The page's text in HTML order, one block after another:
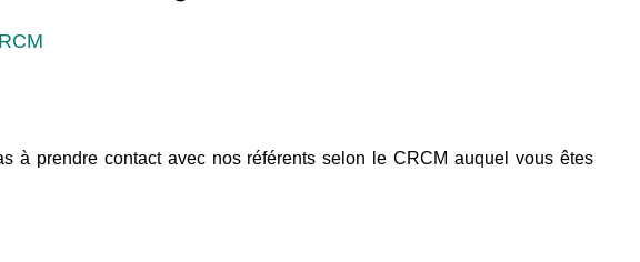
à prendre contact avec nos référents selon le CRCM auquel vous êtes